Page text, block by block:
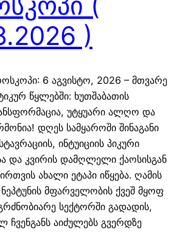
)
6 აგვისტო, 2026 – მთვარე
წყლებში: ხუთშაბათის
უტყუარი ალღო და
დღეს სამყაროში შინაგანი
ინტუიციის პიკური
და კვირის დამღლელი ქაოსისგან
ახალი ეტაპი იწყება. ღამის
მფარველობის ქვეშ მყოფ
სექტორში გადადის,
აიძულებს გვერდზე